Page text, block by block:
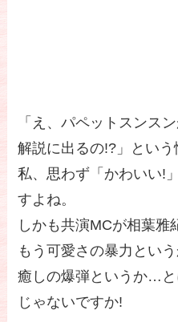
「え、パペットスンス
解説に出るの!?」という
私、思わず「かわいい!
すよね。
しかも共演MCが相葉雅
もう可愛さの暴力という
癒しの爆弾というか…
じゃないですか!